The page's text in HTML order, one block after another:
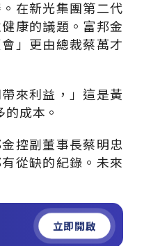
在新光集團第二代
康的議題。富邦金
」更由總裁蔡萬才
來利益，」這是黃
成本。
控副董事長蔡明忠
從缺的紀錄。未來
立即開啟